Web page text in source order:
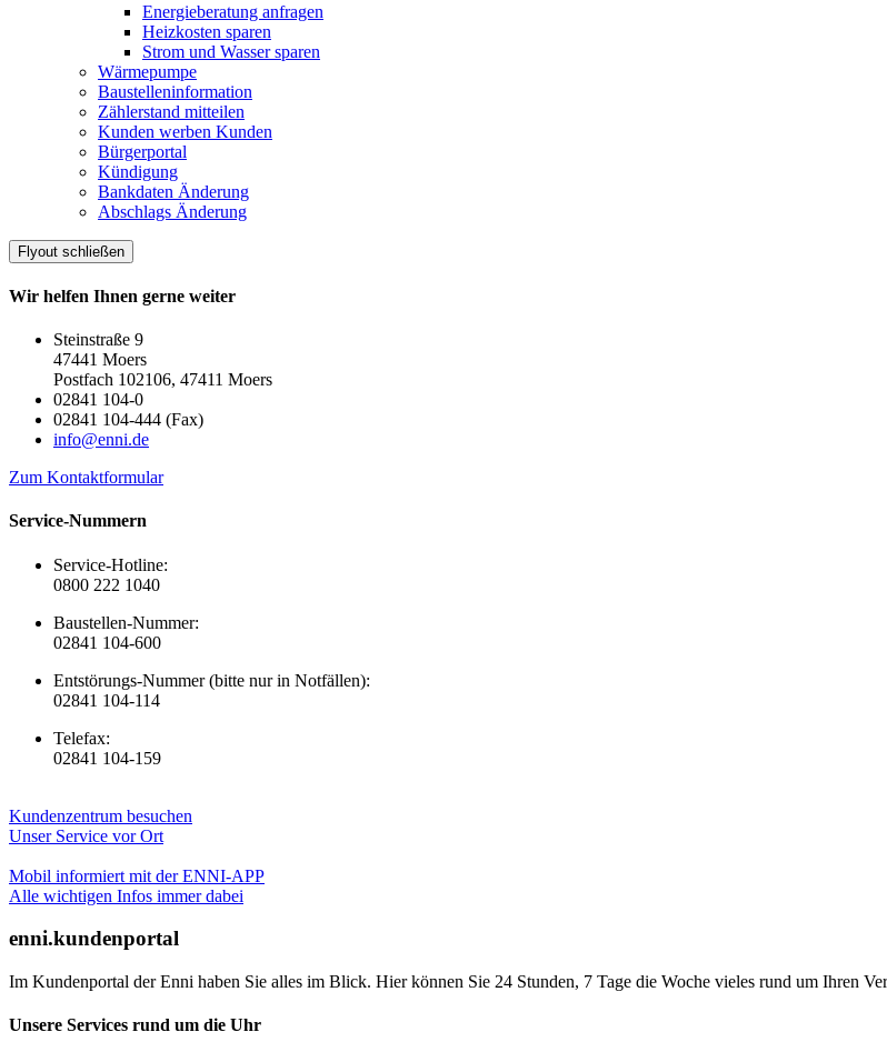
Energieberatung anfragen
Heizkosten sparen
Strom und Wasser sparen
Wärmepumpe
Baustelleninformation
Zählerstand mitteilen
Kunden werben Kunden
Bürgerportal
Kündigung
Bankdaten Änderung
Abschlags Änderung
Flyout schließen
Wir helfen Ihnen gerne weiter
Steinstraße 9
47441 Moers
Postfach 102106, 47411 Moers
02841 104-0
02841 104-444 (Fax)
info@enni.de
Zum Kontaktformular
Service-Nummern
Service-Hotline:
0800 222 1040
Baustellen-Nummer:
02841 104-600
Entstörungs-Nummer (bitte nur in Notfällen):
02841 104-114
Telefax:
02841 104-159
Kundenzentrum besuchen
Unser Service vor Ort
Mobil informiert mit der ENNI-APP
Alle wichtigen Infos immer dabei
enni.kundenportal
Im Kundenportal der Enni haben Sie alles im Blick. Hier können Sie 24 Stunden, 7 Tage die Woche vieles rund um Ihren
Unsere Services rund um die Uhr